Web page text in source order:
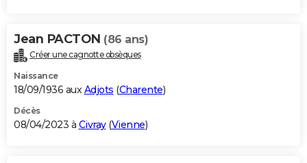
Jean PACTON (86 ans)
Créer une cagnotte obsèques
Naissance
18/09/1936 auxAdjots (Charente)
Décès
08/04/2023 à Civray(Vienne)